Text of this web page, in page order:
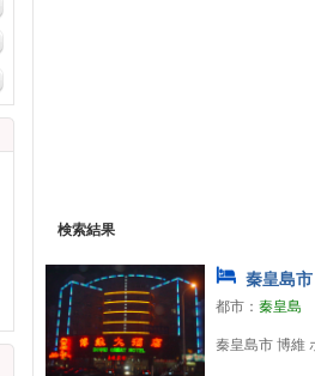
検索結果
秦皇島
都市： 秦皇島
秦皇島市 博維